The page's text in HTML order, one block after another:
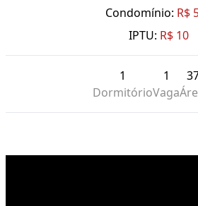
Condomínio: R$
IPTU: R$ 10
1
Dormitório
1
Vaga